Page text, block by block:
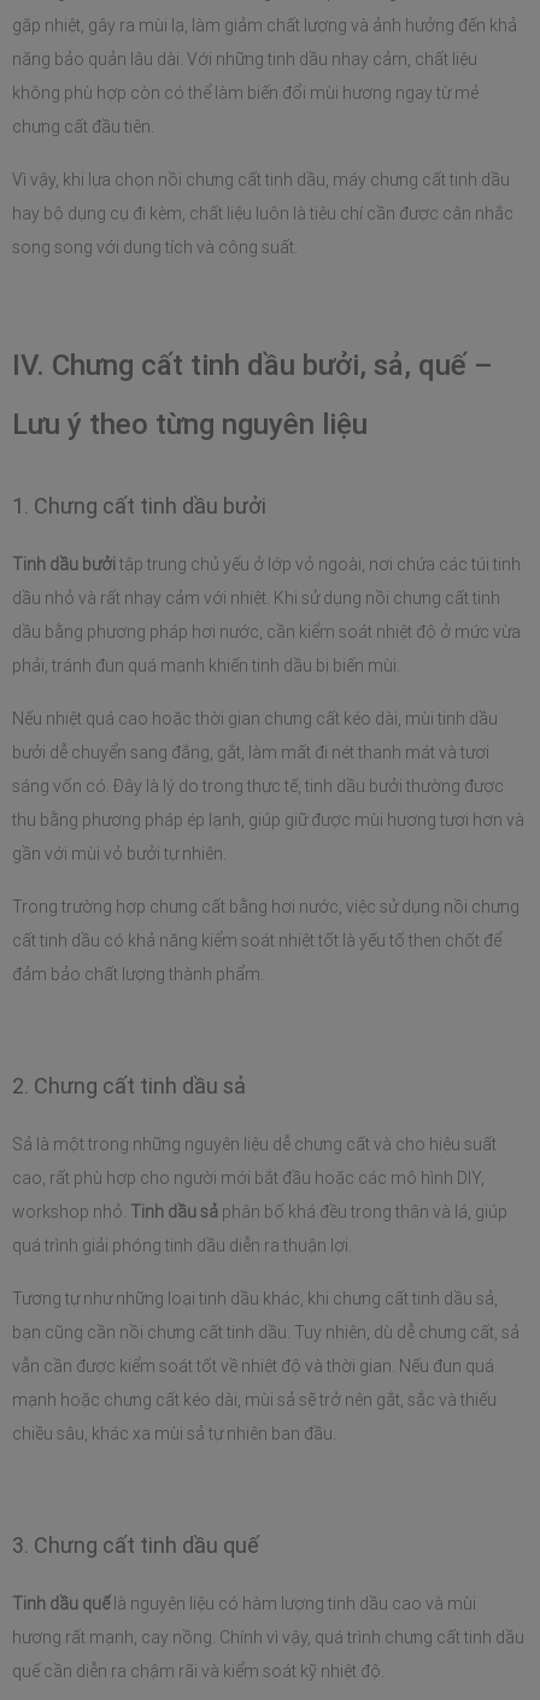
gặp nhiệt, gây ra mùi lạ, làm giảm chất lượng và ảnh hưởng đến khả
năng bảo quản lâu dài. Với những tinh dầu nhạy cảm, chất liệu
không phù hợp còn có thể làm biến đổi mùi hương ngay từ mẻ
chưng cất đầu tiên.
Vì vậy, khi lựa chọn nồi chưng cất tinh dầu, máy chưng cất tinh dầu
hay bộ dụng cụ đi kèm, chất liệu luôn là tiêu chí cần được cân nhắc
song song với dung tích và công suất.
IV. Chưng cất tinh dầu bưởi, sả, quế –
Lưu ý theo từng nguyên liệu
1. Chưng cất tinh dầu bưởi
Tinh dầu bưởi tập trung chủ yếu ở lớp vỏ ngoài, nơi chứa các túi tinh
dầu nhỏ và rất nhạy cảm với nhiệt. Khi sử dụng nồi chưng cất tinh
dầu bằng phương pháp hơi nước, cần kiểm soát nhiệt độ ở mức vừa
phải, tránh đun quá mạnh khiến tinh dầu bị biến mùi.
Nếu nhiệt quá cao hoặc thời gian chưng cất kéo dài, mùi tinh dầu
bưởi dễ chuyển sang đắng, gắt, làm mất đi nét thanh mát và tươi
sáng vốn có. Đây là lý do trong thực tế, tinh dầu bưởi thường được
thu bằng phương pháp ép lạnh, giúp giữ được mùi hương tươi hơn và
gần với mùi vỏ bưởi tự nhiên.
Trong trường hợp chưng cất bằng hơi nước, việc sử dụng nồi chưng
cất tinh dầu có khả năng kiểm soát nhiệt tốt là yếu tố then chốt để
đảm bảo chất lượng thành phẩm.
2. Chưng cất tinh dầu sả
Sả là một trong những nguyên liệu dễ chưng cất và cho hiệu suất
cao, rất phù hợp cho người mới bắt đầu hoặc các mô hình DIY,
workshop nhỏ. Tinh dầu sả phân bố khá đều trong thân và lá, giúp
quá trình giải phóng tinh dầu diễn ra thuận lợi.
Tương tự như những loại tinh dầu khác, khi chưng cất tinh dầu sả,
bạn cũng cần nồi chưng cất tinh dầu. Tuy nhiên, dù dễ chưng cất, sả
vẫn cần được kiểm soát tốt về nhiệt độ và thời gian. Nếu đun quá
mạnh hoặc chưng cất kéo dài, mùi sả sẽ trở nên gắt, sắc và thiếu
chiều sâu, khác xa mùi sả tự nhiên ban đầu.
3. Chưng cất tinh dầu quế
Tinh dầu quế là nguyên liệu có hàm lượng tinh dầu cao và mùi
hương rất mạnh, cay nồng. Chính vì vậy, quá trình chưng cất tinh dầu
quế cần diễn ra chậm rãi và kiểm soát kỹ nhiệt độ.